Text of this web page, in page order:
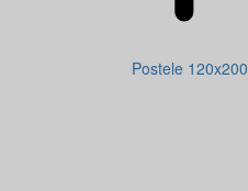
Postele 120x200